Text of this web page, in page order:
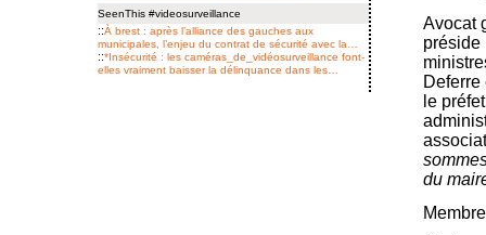
Avocat
préside
le
du
SeenThis #videosurveillance
::À brest : après l’alliance des gauches aux
municipales, l’enjeu du contrat de sécurité avec la…
::*Insécurité : les caméras_de_vidéosurveillance font-
elles vraiment baisser la délinquance dans les…